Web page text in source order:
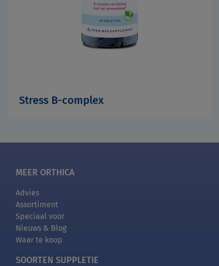
Stress B-complex
MEER ORTHICA
Advies
Assortiment
Speciaal voor
Nieuws & Blog
Waar te koop
SOORTEN SUPPLETIE